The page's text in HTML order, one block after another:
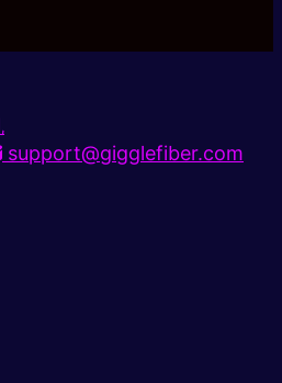
support@gigglefiber.com